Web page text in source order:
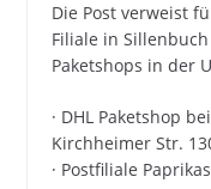
Die Post verweist
Filiale in
Paketshops in der
· DHL Paketshop
Kirchheimer Str.
· Postfiliale